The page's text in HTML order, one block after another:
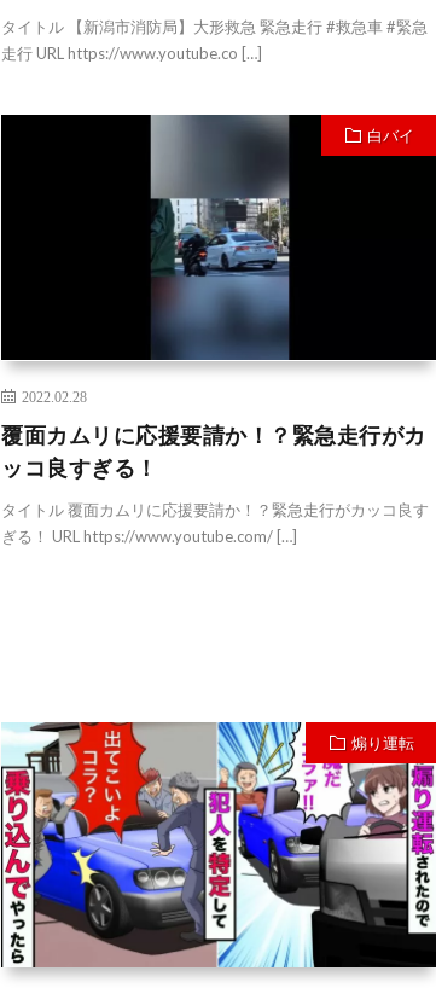
タイトル 【新潟市消防局】大形救急 緊急走行 #救急車 #緊急
走行 URL https://www.youtube.co […]
白バイ
2022.02.28
覆面カムリに応援要請か！？緊急走行がカ
ッコ良すぎる！
タイトル 覆面カムリに応援要請か！？緊急走行がカッコ良す
ぎる！ URL https://www.youtube.com/ […]
煽り運転